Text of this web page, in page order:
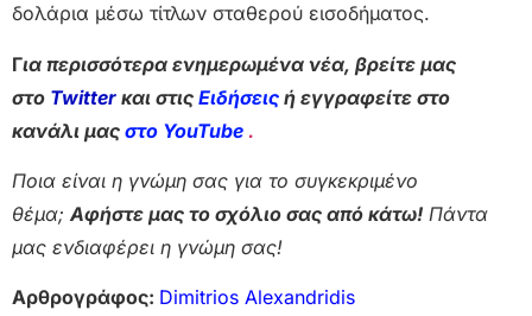
δολάρια μέσω τίτλων σταθερού εισοδήματος.
Για περισσότερα ενημερωμένα νέα, βρείτε μας
στο Twitter και στις Ειδήσεις ή εγγραφείτε στο
κανάλι μας στο YouTube .
Ποια είναι η γνώμη σας για το συγκεκριμένο
θέμα; Αφήστε μας το σχόλιο σας από κάτω! Πάντα
μας ενδιαφέρει η γνώμη σας!
Αρθρογράφος: Dimitrios Alexandridis